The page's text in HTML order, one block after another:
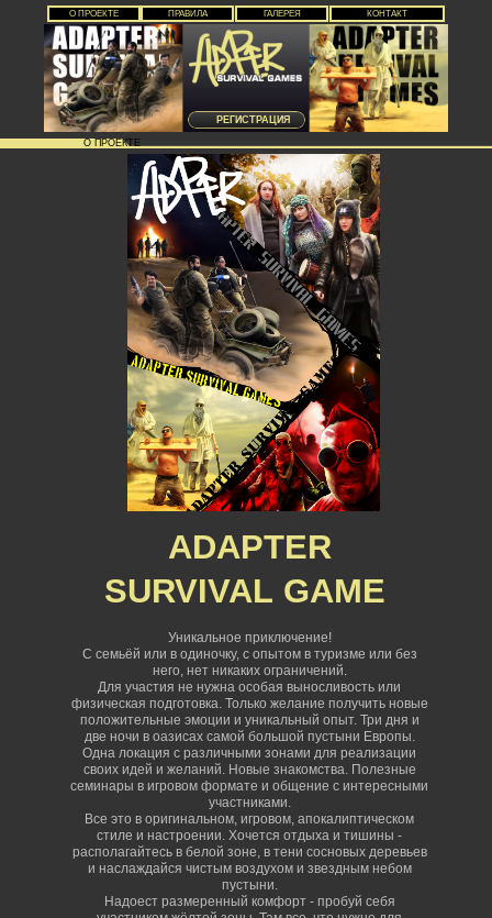
О ПРОЕКТЕ ПРАВИЛА ГАЛЕРЕЯ КОНТАКТ
РЕГИСТРАЦИЯ
О ПРОЕКТЕ
ADAPTER
SURVIVAL GAME
Уникальное приключение!
С семьёй или в одиночку, с опытом в туризме или без
него, нет никаких ограничений.
Для участия не нужна особая выносливость или
физическая подготовка. Только желание получить новые
положительные эмоции и уникальный опыт. Три дня и
две ночи в оазисах самой большой пустыни Европы.
Одна локация с различными зонами для реализации
своих идей и желаний. Новые знакомства. Полезные
семинары в игровом формате и общение с интересными
участниками.
Все это в оригинальном, игровом, апокалиптическом
стиле и настроении. Хочется отдыха и тишины -
располагайтесь в белой зоне, в тени сосновых деревьев
и наслаждайся чистым воздухом и звездным небом
пустыни.
Надоест размеренный комфорт - пробуй себя